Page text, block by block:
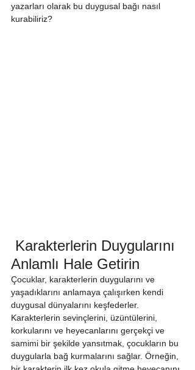
yazarları olarak bu duygusal bağı nasıl
kurabiliriz?
Anlamlı Hale Getirin
Çocuklar, karakterlerin duygularını ve
yaşadıklarını anlamaya çalışırken kendi
duygusal dünyalarını keşfederler.
Karakterlerin sevinçlerini, üzüntülerini,
korkularını ve heyecanlarını gerçekçi ve
samimi bir şekilde yansıtmak, çocukların bu
duygularla bağ kurmalarını sağlar. Örneğin,